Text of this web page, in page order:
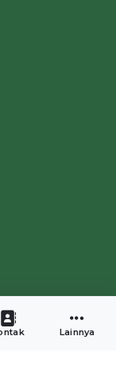
Digital
Lainnya